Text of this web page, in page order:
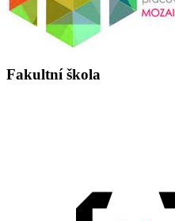
Fakultní škola